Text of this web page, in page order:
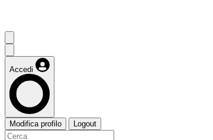
Accedi
Modifica profilo Logout